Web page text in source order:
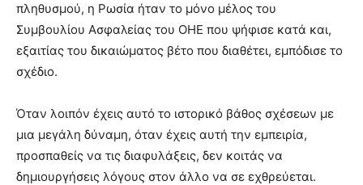
πληθυσμού, η Ρωσία ήταν το μόνο μέλος του
Συμβουλίου Ασφαλείας του ΟΗΕ που ψήφισε κατά και,
εξαιτίας του δικαιώματος βέτο που διαθέτει, εμπόδισε το
σχέδιο.
Όταν λοιπόν έχεις αυτό το ιστορικό βάθος σχέσεων με
μια μεγάλη δύναμη, όταν έχεις αυτή την εμπειρία,
προσπαθείς να τις διαφυλάξεις, δεν κοιτάς να
δημιουργήσεις λόγους στον άλλο να σε εχθρεύεται.